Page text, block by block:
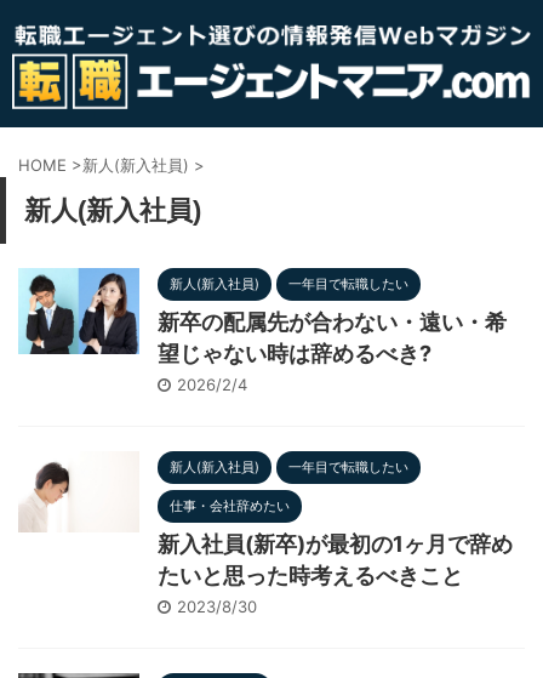
HOME >新人(新入社員) >
新人(新入社員)
新人(新入社員) 一年目で転職したい
新卒の配属先が合わない・遠い・希
望じゃない時は辞めるべき?
2026/2/4
新人(新入社員) 一年目で転職したい
仕事・会社辞めたい
新入社員(新卒)が最初の1ヶ月で辞め
たいと思った時考えるべきこと
2023/8/30